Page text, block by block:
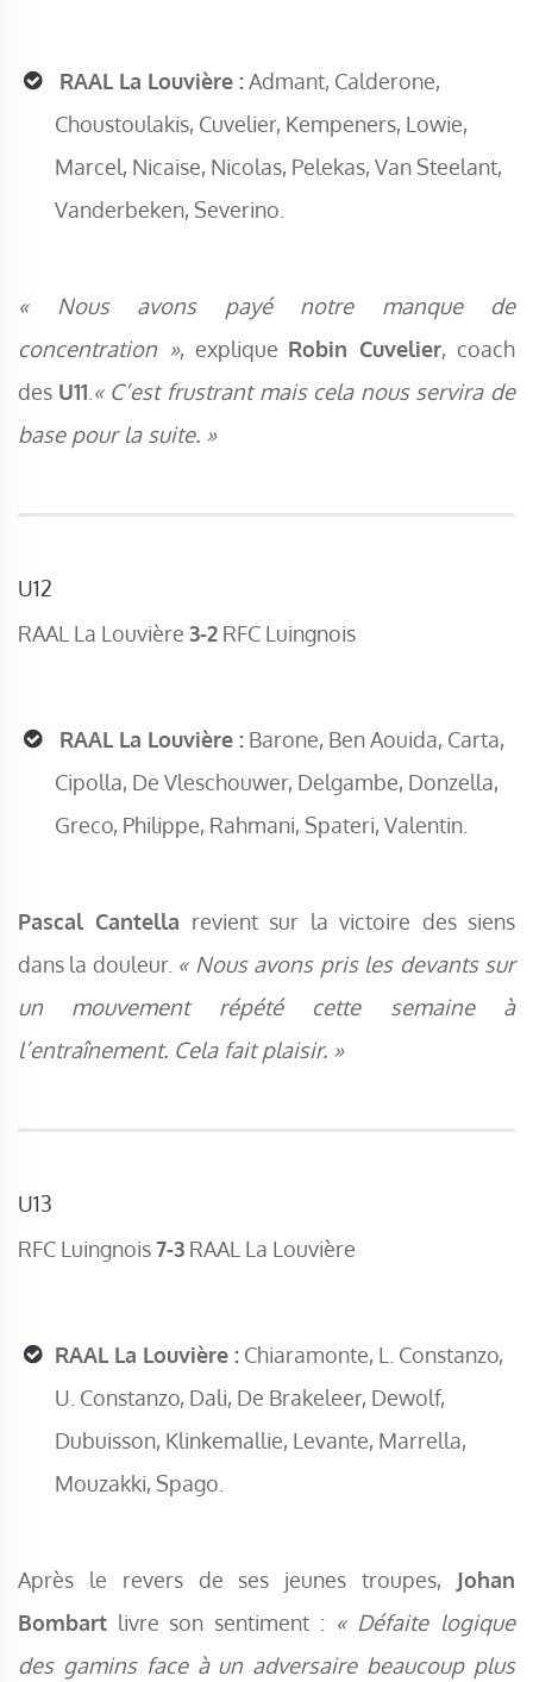
RAAL La Louvière :Admant, Calderone,
Choustoulakis, Cuvelier, Kempeners, Lowie,
Marcel, Nicaise, Nicolas, Pelekas, Van Steelant,
Vanderbeken, Severino.
« Nous avons payé notre manque de
concentration », explique Robin Cuvelier, coach
des U11 « C’est frustrant mais cela nous servira de
base pour la suite. »
U12
RAAL La Louvière 3-2 RFC Luingnois
RAAL La Louvière : Barone, Ben Aouida, Carta,
Cipolla, De Vleschouwer, Delgambe, Donzella,
Greco, Philippe, Rahmani, Spateri, Valentin.
Pascal Cantella revient sur la victoire des siens
dans la douleur. « Nous avons pris les devants sur
un mouvement répété cette semaine à
l’entraînement. Cela fait plaisir. »
U13
RFC Luingnois7-3 RAAL La Louvière
RAAL La Louvière : Chiaramonte, L. Constanzo,
U. Constanzo, Dali, De Brakeleer, Dewolf,
Dubuisson, Klinkemallie, Levante, Marrella,
Mouzakki, Spago.
Après le revers de ses jeunes troupes, Johan
Bombart livre son sentiment : « Défaite logique
des gamins face à un adversaire beaucoup plus